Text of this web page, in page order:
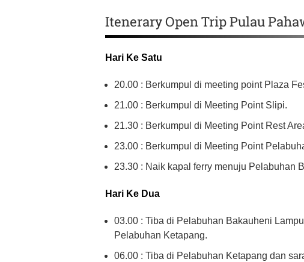
Itenerary Open Trip Pulau
Hari Ke Satu
20.00 : Berkumpul di meeting point Plaza
21.00 : Berkumpul di Meeting Point Slipi.
21.30 : Berkumpul di Meeting Point Rest
23.00 : Berkumpul di Meeting Point
23.30 : Naik kapal ferry menuju Pelabuhan
Hari Ke Dua
03.00 : Tiba di Pelabuhan Bakauheni
Pelabuhan Ketapang.
06.00 : Tiba di Pelabuhan Ketapang dan